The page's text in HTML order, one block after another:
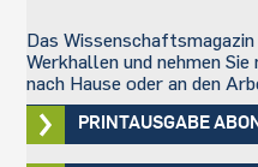
ÜBER UNS
EINRICHTUNGEN
Das
Werkhallen und nehmen
nach Hause oder an den
PRINTAUSGABE